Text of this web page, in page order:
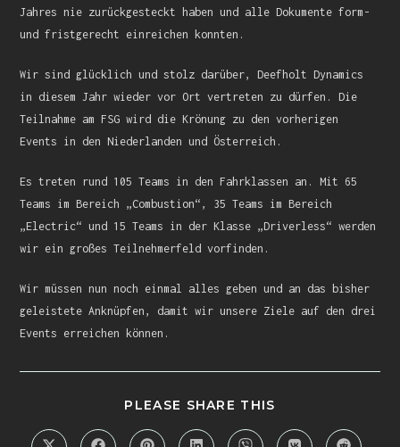
Jahres nie zurückgesteckt haben und alle Dokumente form-
und fristgerecht einreichen konnten.
Wir sind glücklich und stolz darüber, Deefholt Dynamics
in diesem Jahr wieder vor Ort vertreten zu dürfen. Die
Teilnahme am FSG wird die Krönung zu den vorherigen
Events in den Niederlanden und Österreich.
Es treten rund 105 Teams in den Fahrklassen an. Mit 65
Teams im Bereich „Combustion“, 35 Teams im Bereich
„Electric“ und 15 Teams in der Klasse „Driverless“ werden
wir ein großes Teilnehmerfeld vorfinden.
Wir müssen nun noch einmal alles geben und an das bisher
geleistete Anknüpfen, damit wir unsere Ziele auf den drei
Events erreichen können.
PLEASE SHARE THIS